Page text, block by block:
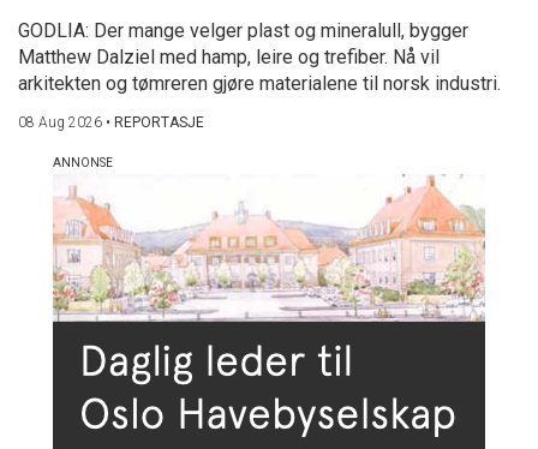
GODLIA: Der mange velger plast og mineralull, bygger
Matthew Dalziel med hamp, leire og trefiber. Nå vil
arkitekten og tømreren gjøre materialene til norsk industri.
08 Aug 2026 • REPORTASJE